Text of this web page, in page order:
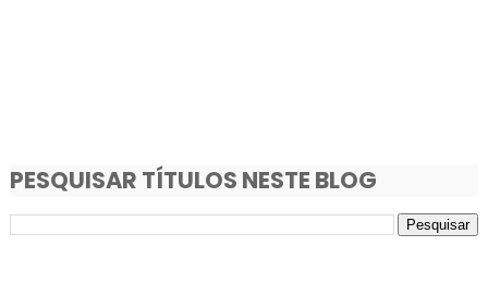
PESQUISAR TÍTULOS NESTE BLOG